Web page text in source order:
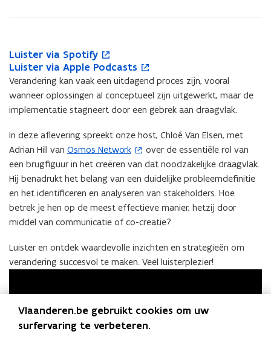
De
kunst
van
stakeholdersmanagement
L
u
i
s
t
r
i
a
S
p
o
t
f
o
p
e
n
t
n
i
e
u
w
v
e
s
e
Luister via Spotify
L
u
i
s
t
e
r
v
i
a
S
p
o
t
f
L
u
i
s
e
v
i
a
A
p
p
e
o
c
o
p
e
n
i
n
i
e
u
w
v
n
t
r
Luister via Apple Podcasts
L
u
i
s
t
e
r
v
i
a
A
p
p
e
o
c
Verandering kan vaak een uitdagend proces zijn, vooral
wanneer oplossingen al conceptueel zijn uitgewerkt, maar de
implementatie stagneert door een gebrek aan draagvlak.
In deze aflevering spreekt onze host, Chloé Van Elsen, met
Adrian Hill van Osmos Network
(
o
p
e
n
t
n
n
e
u
w
over de essentiële rol van
een brugfiguur in het creëren van dat noodzakelijke draagvlak.
Hij benadrukt het belang van een duidelijke probleemdefinitie
en het identificeren en analyseren van stakeholders. Hoe
betrek je hen op de meest effectieve manier, hetzij door
middel van communicatie of co-creatie?
Luister en ontdek waardevolle inzichten en strategieën om
verandering succesvol te maken. Veel luisterplezier!
Vlaanderen.be gebruikt cookies om uw
surfervaring te verbeteren.